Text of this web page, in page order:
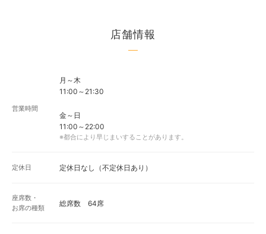
店舗情報
営業時間
月～木
11:00～21:30
金～日
11:00～22:00
※都合により早じまいすることがあります。
定休日 定休日なし（不定休日あり）
座席数・
お席の種類
総席数 64席